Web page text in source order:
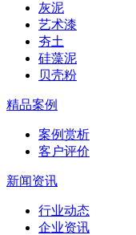
灰泥
艺术漆
夯土
硅藻泥
贝壳粉
精品案例
案例赏析
客户评价
新闻资讯
行业动态
企业资讯